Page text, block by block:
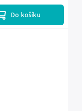
Do košíku